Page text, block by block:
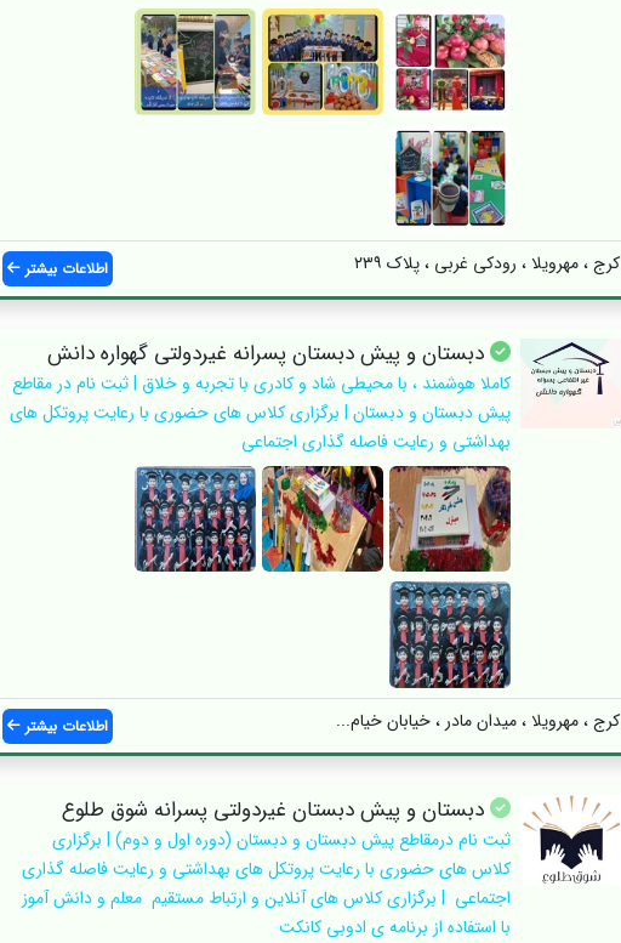
کرج ، مهرویلا ، رودکی غربی ، پلاک ۲۳۹ اطلاعات بیشتر
دبستان و پیش دبستان پسرانه غیردولتی گهواره دانش
کاملا هوشمند ، با محیطی شاد و کادری با تجربه و خلاق | ثبت نام در مقاطع
پیش دبستان و دبستان | برگزاری کلاس های حضوری با رعایت پروتکل های
بهداشتی و رعایت فاصله گذاری اجتماعی
کرج ، مهرویلا ، میدان مادر ، خیابان خیام... اطلاعات بیشتر
دبستان و پیش دبستان غیردولتی پسرانه شوق طلوع
ثبت نام درمقاطع پیش دبستان و دبستان (دوره اول و دوم) | برگزاری
کلاس های حضوری با رعایت پروتکل های بهداشتی و رعایت فاصله گذاری
اجتماعی | برگزاری کلاس های آنلاین و ارتباط مستقیم معلم و دانش آموز
با استفاده از برنامه ی ادوبی کانکت